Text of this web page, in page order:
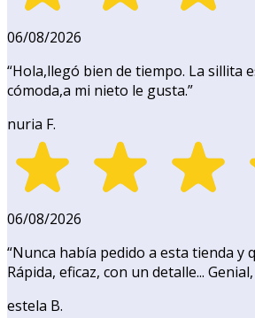
06/08/2026
“Hola,llegó bien de tiempo. La sillita
cómoda,a mi nieto le gusta.”
nuria F.
06/08/2026
“Nunca había pedido a esta tienda y
Rápida, eficaz, con un detalle...
estela B.